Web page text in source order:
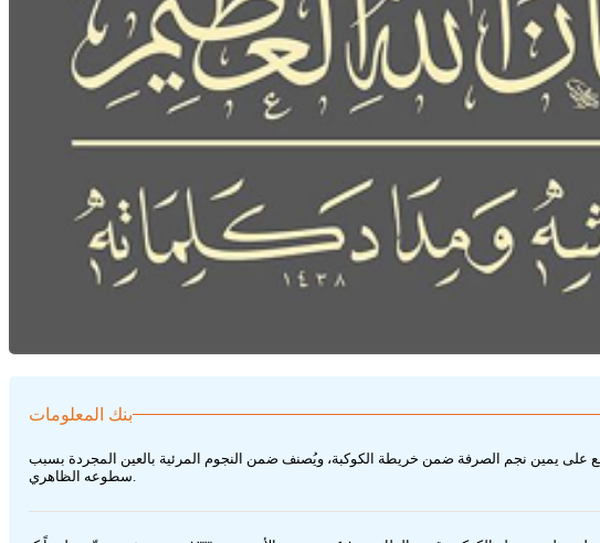
بنك المعلومات
الأسد اسمه العربي القديم يدل على أحد أضلاع الجسم، يبلغ قدره الظاهري ٣.٤ ويبعد نحو ١٧٠ سنة ضوئية ويقع على يمين نجم الصرفة ضمن خريطة الكوكبة، ويُصنف ضمن النجوم المرئية بالعين المجردة بسبب
سطوعه الظاهري.